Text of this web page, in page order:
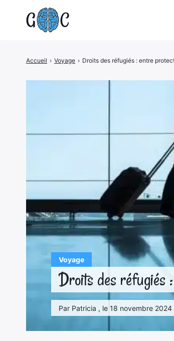
Voyage
Droits des réfugiés
Par Patricia , le 18 novembre
Accueil › Voyage › Droits des réfugiés : entre